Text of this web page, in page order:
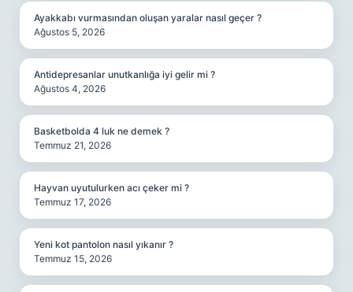
Ayakkabı vurmasından oluşan yaralar nasıl geçer ?
Ağustos 5, 2026
Antidepresanlar unutkanlığa iyi gelir mi ?
Ağustos 4, 2026
Basketbolda 4 luk ne demek ?
Temmuz 21, 2026
Hayvan uyutulurken acı çeker mi ?
Temmuz 17, 2026
Yeni kot pantolon nasıl yıkanır ?
Temmuz 15, 2026